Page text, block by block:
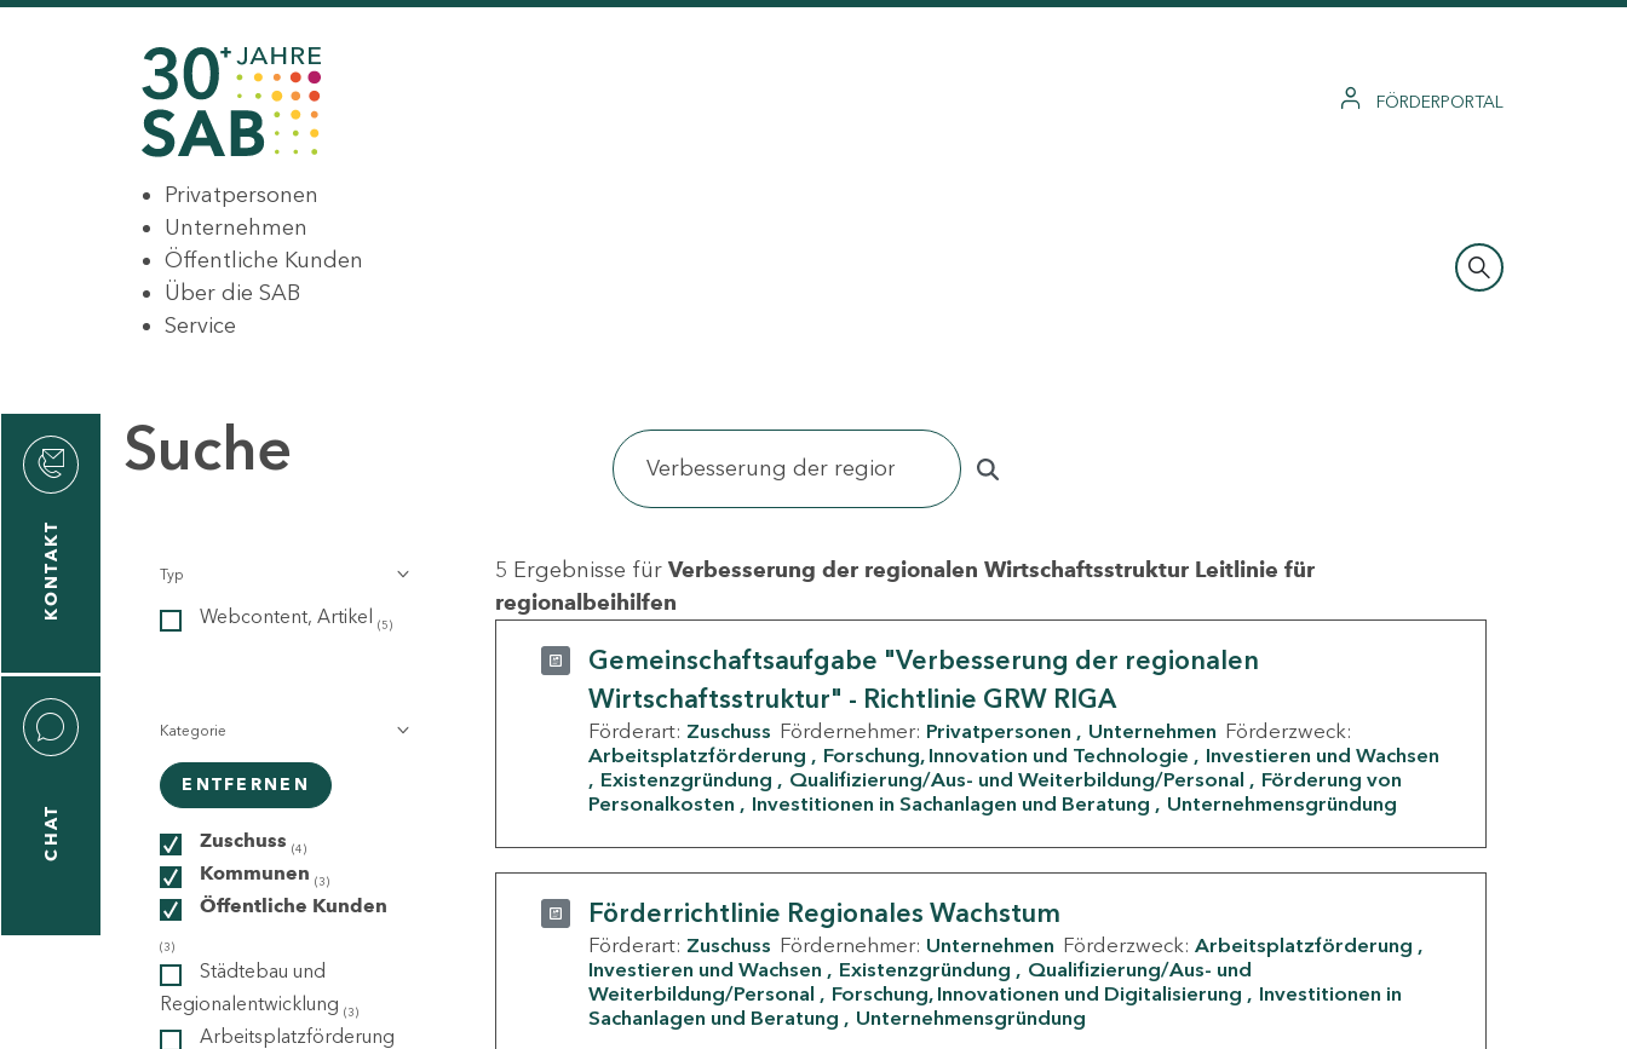
FÖRDERPORTAL
Privatpersonen
Unternehmen
Öffentliche Kunden
Über die SAB
Service
KONTAKT
CHAT
Suche
Typ
Webcontent, Artikel (5)
Kategorie
ENTFERNEN
Zuschuss (4)
Kommunen (3)
Öffentliche Kunden
(3)
Städtebau und
Regionalentwicklung (3)
Arbeitsplatzförderung
5 Ergebnisse für Verbesserung der regionalen Wirtschaftsstruktur Leitlinie für
regionalbeihilfen
Gemeinschaftsaufgabe "Verbesserung der regionalen
Wirtschaftsstruktur" - Richtlinie GRW RIGA
Förderart: Zuschuss Fördernehmer: Privatpersonen Unternehmen Förderzweck:
Arbeitsplatzförderung
Forschung, Innovation und Technologie
Investieren und Wachsen
Existenzgründung
Qualifizierung/Aus- und Weiterbildung/Personal
Förderung von
Personalkosten
Investitionen in Sachanlagen und Beratung Unternehmensgründung
Förderrichtlinie Regionales Wachstum
Förderart: Zuschuss Fördernehmer: Unternehmen Förderzweck: Arbeitsplatzförderung
Investieren und Wachsen
Existenzgründung
Qualifizierung/Aus- und
Weiterbildung/Personal
Forschung, Innovationen und Digitalisierung
Investitionen in
Sachanlagen und Beratung
Unternehmensgründung